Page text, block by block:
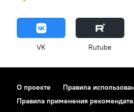
VK Rutube
О проекте Правила
Правила применения